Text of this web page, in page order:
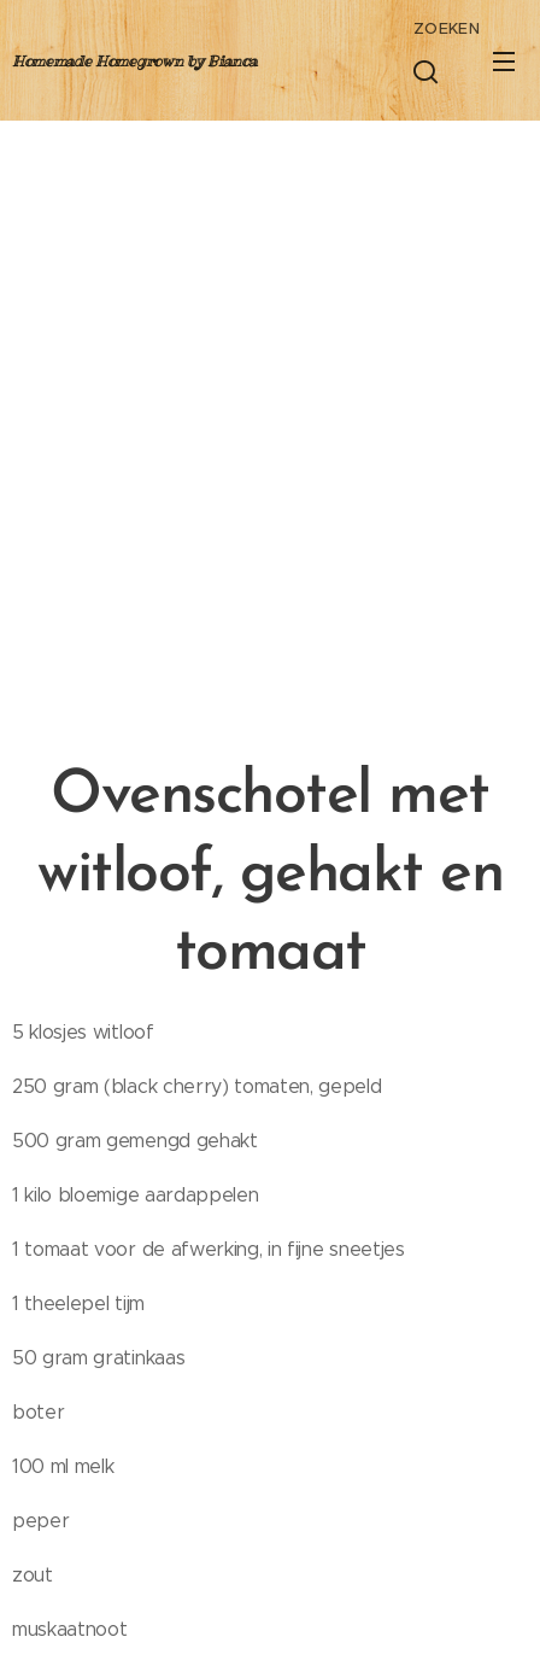
Homemade Homegrown by Bianca
ZOEKEN
Ovenschotel met
witloof, gehakt en
tomaat
5 klosjes witloof
250 gram (black cherry) tomaten, gepeld
500 gram gemengd gehakt
1 kilo bloemige aardappelen
1 tomaat voor de afwerking, in fijne sneetjes
1 theelepel tijm
50 gram gratinkaas
boter
100 ml melk
peper
zout
muskaatnoot